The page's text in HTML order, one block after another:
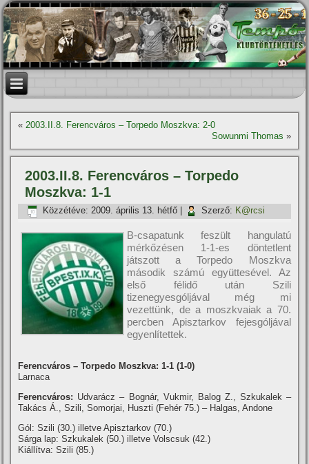
«2003.II.8. Ferencváros – Torpedo Moszkva: 2-0
Sowunmi Thomas »
2003.II.8. Ferencváros – Torpedo
Moszkva: 1-1
Közzétéve: 2009. április 13. hétfő Szerző: K@rcsi
B-csapatunk feszült hangulatú
mérkőzésen 1-1-es döntetlent
játszott a Torpedo Moszkva
második számú együttesével. Az
első félidő után Szili
tizenegyesgóljával még mi
vezettünk, de a moszkvaiak a 70.
percben Apisztarkov fejesgóljával
egyenlí­tettek.
Ferencváros – Torpedo Moszkva: 1-1 (1-0)
Larnaca
Ferencváros: Udvarácz – Bognár, Vukmir, Balog Z., Szkukalek –
Takács Á., Szili, Somorjai, Huszti (Fehér 75.) – Halgas, Andone
Gól: Szili (30.) illetve Apisztarkov (70.)
Sárga lap: Szkukalek (50.) illetve Volscsuk (42.)
Kiállí­tva: Szili (85.)